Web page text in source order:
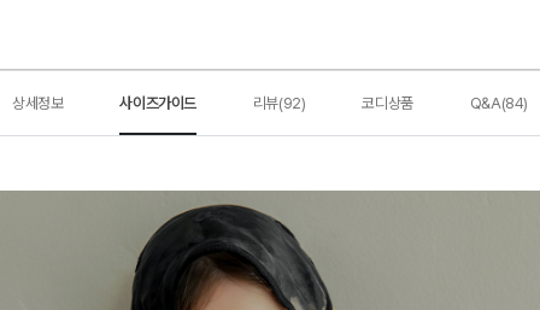
상세정보 사이즈가이드 리뷰(92) 코디상품 Q&A(84)